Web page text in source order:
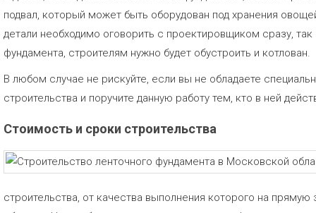
подвал, который может быть оборудован под хранения
детали необходимо оговорить с проектировщиком сразу,
фундамента, строителям нужно будет обустроить и котлован.
В любом случае не рискуйте, если вы не обладаете
строительства и поручите данную работу тем, кто в ней
Стоимость и сроки строительства
строительства, от качества выполнения которого на прямую